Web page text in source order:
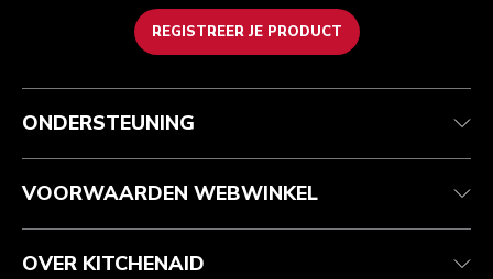
REGISTREER JE PRODUCT
Health check
Je bestelling volgen
Garantie en documenten
Veelgestelde vragen
Algemene voorwaarden
Retournering en terugbetaling
Imprint
ODR
Het merk
Zoek een winkel
ONDERSTEUNING
VOORWAARDEN WEBWINKEL
OVER KITCHENAID